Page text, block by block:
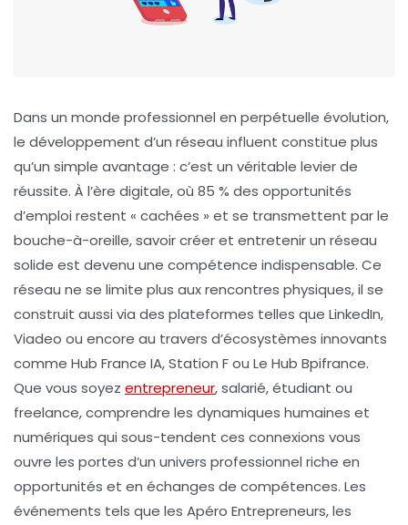
Dans un monde professionnel en perpétuelle évolution,
le développement d’un réseau influent constitue plus
qu’un simple avantage : c’est un véritable levier de
réussite. À l’ère digitale, où 85 % des opportunités
d’emploi restent « cachées » et se transmettent par le
bouche-à-oreille, savoir créer et entretenir un réseau
solide est devenu une compétence indispensable. Ce
réseau ne se limite plus aux rencontres physiques, il se
construit aussi via des plateformes telles que LinkedIn,
Viadeo ou encore au travers d’écosystèmes innovants
comme Hub France IA, Station F ou Le Hub Bpifrance.
Que vous soyez entrepreneur, salarié, étudiant ou
freelance, comprendre les dynamiques humaines et
numériques qui sous-tendent ces connexions vous
ouvre les portes d’un univers professionnel riche en
opportunités et en échanges de compétences. Les
événements tels que les Apéro Entrepreneurs, les